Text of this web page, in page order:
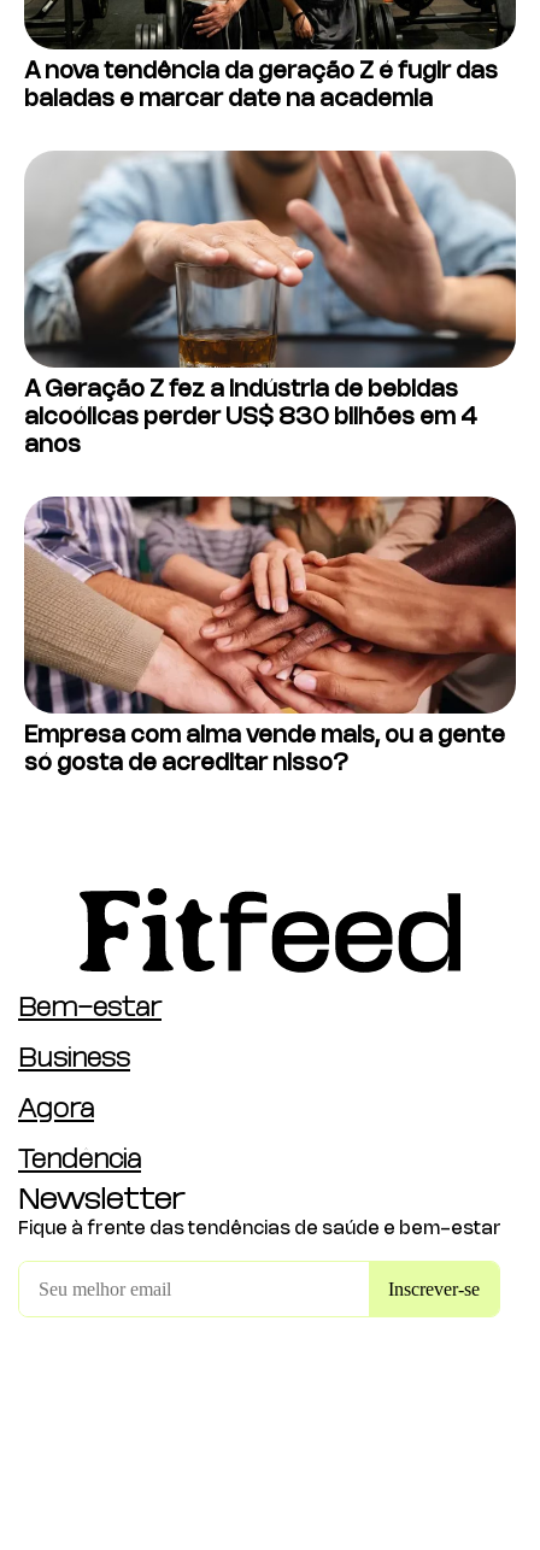
A nova tendência da geração Z é fugir das
baladas e marcar date na academia
A Geração Z fez a indústria de bebidas
alcoólicas perder US$ 830 bilhões em 4
anos
Empresa com alma vende mais, ou a gente
só gosta de acreditar nisso?
Bem-estar
Business
Agora
Tendência
Newsletter
Fique à frente das tendências de saúde e bem-estar